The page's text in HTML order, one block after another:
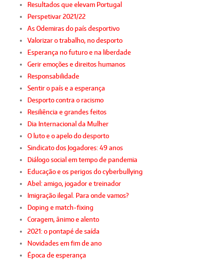
Resultados que elevam Portugal
Perspetivar 2021/22
As Odemiras do país desportivo
Valorizar o trabalho, no desporto
Esperança no futuro e na liberdade
Gerir emoções e direitos humanos
Responsabilidade
Sentir o país e a esperança
Desporto contra o racismo
Resiliência e grandes feitos
Dia Internacional da Mulher
O luto e o apelo do desporto
Sindicato dos Jogadores: 49 anos
Diálogo social em tempo de pandemia
Educação e os perigos do cyberbullying
Abel: amigo, jogador e treinador
Imigração ilegal. Para onde vamos?
Doping e match-fixing
Coragem, ânimo e alento
2021: o pontapé de saída
Novidades em fim de ano
Época de esperança